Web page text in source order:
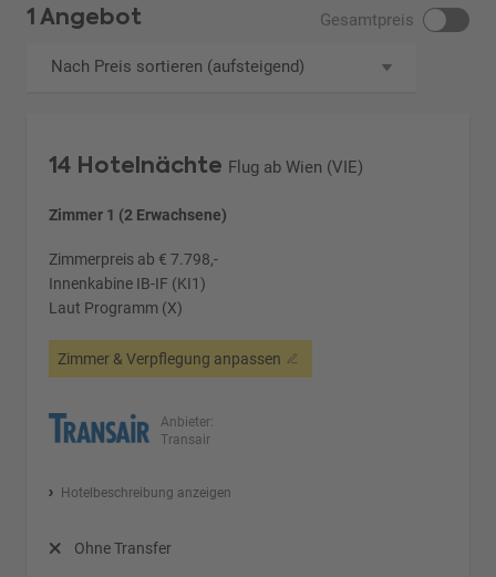
1 Angebot Gesamtpreis
Nach Preis sortieren (aufsteigend)
14 Hotelnächte Flug ab Wien (VIE)
Zimmer 1 (2 Erwachsene)
Zimmerpreis ab € 7.798,-
Innenkabine IB-IF (KI1)
Laut Programm (X)
Zimmer & Verpflegung anpassen
Anbieter:
Transair
Hotelbeschreibung anzeigen
Ohne Transfer